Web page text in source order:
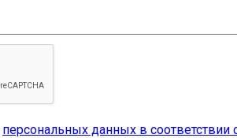
персональных данных в соответствии